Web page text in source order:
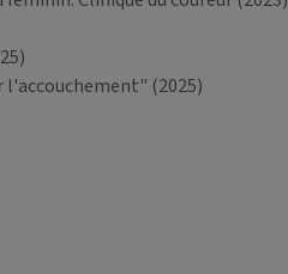
l'accouchement" (2025)